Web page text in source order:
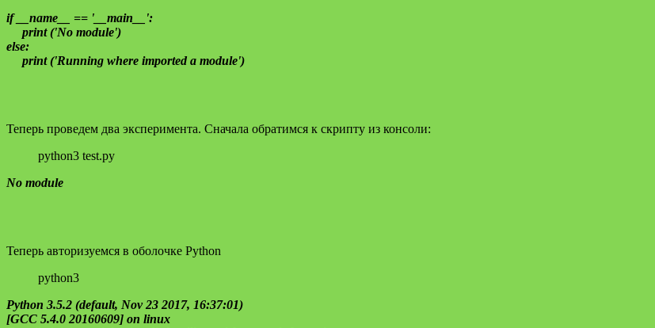
if __name__ == '__main__':
print ('No module')
else:
print ('Running where imported a module')
Теперь проведем два эксперимента. Сначала обратимся к скрипту из консоли:
python3 test.py
No module
Теперь авторизуемся в оболочке Python
python3
Python 3.5.2 (default, Nov 23 2017, 16:37:01)
[GCC 5.4.0 20160609] on linux